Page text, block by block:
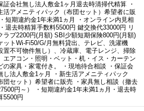
証会社無し法人敷金1ヶ月退去時清掃代精算 ・
活アメニティパック（布団セット）希望者に販
短期違約金1年未満1ヵ月 ・オンライン内見相
退去時精算手数料5500円 鍵交換代33000円 リ
ラブ2200円(月額) SBI少額短期保険800円(月額)
ットWi-Fi50/G/月無料貸出、テレビ、洗濯機
置不可物件無し）、冷蔵庫、電子レンジ、掃除
エアコン・照明・ベット・机・イス・カーテン
の家具・家電付き。 ・現地待合相談 ・保証会
し法人敷金1ヶ月 ・新生活アメニティパック
団セット）希望者に販売 ・家具無し相談（撤去
円～） ・短期違約金1年未満1ヵ月・退去時
5500円